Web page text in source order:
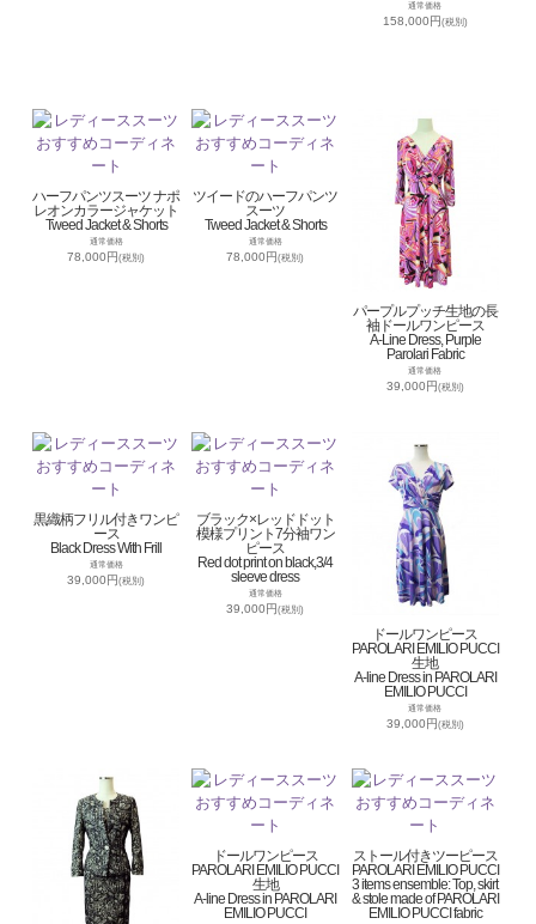
通常価格
158,000円 (税別)
ハーフパンツスーツ ナポ
レオンカラージャケット
Tweed Jacket & Shorts
通常価格
78,000円(税別)
ツイードのハーフパンツ
スーツ
Tweed Jacket & Shorts
通常価格
78,000円(税別)
パープルプッチ生地の長
袖ドールワンピース
A-Line Dress, Purple
Parolari Fabric
通常価格
39,000円 (税別)
黒織柄フリル付きワンピ
ース
Black Dress With Frill
通常価格
39,000円(税別)
ブラック×レッドドット
模様プリント7分袖ワン
ピース
Red dot print on black,3/4
sleeve dress
通常価格
39,000円(税別)
ドールワンピース
PAROLARI EMILIO PUCCI
生地
A-line Dress in PAROLARI
EMILIO PUCCI
通常価格
39,000円 (税別)
ドールワンピース
PAROLARI EMILIO PUCCI
生地
A-line Dress in PAROLARI
EMILIO PUCCI
ストール付きツーピース
PAROLARI EMILIO PUCCI
3 items ensemble: Top, skirt
& stole made of PAROLARI
EMILIO PUCCI fabric